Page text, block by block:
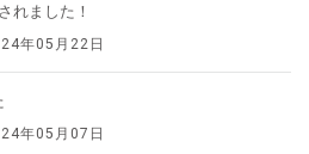
れました！
年05月22日
年05月07日